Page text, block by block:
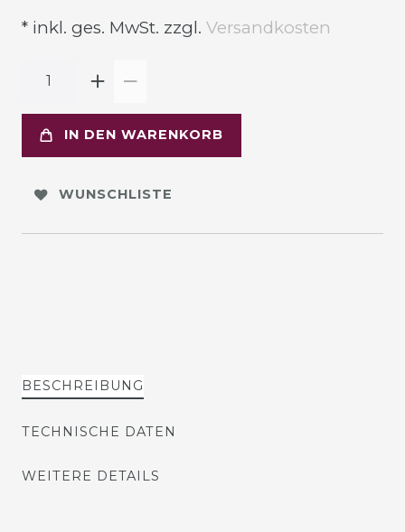
* inkl. ges. MwSt. zzgl. Versandkosten
IN DEN WARENKORB
WUNSCHLISTE
BESCHREIBUNG
TECHNISCHE DATEN
WEITERE DETAILS